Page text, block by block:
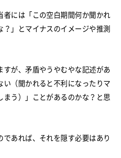
者には「この空白期間何か聞かれ
？」とマイナスのイメージや推測
が、矛盾やうやむやな記述があ
い（聞かれると不利になったりマ
まう）」ことがあるのかな？と思
あれば、それを隠す必要はあり